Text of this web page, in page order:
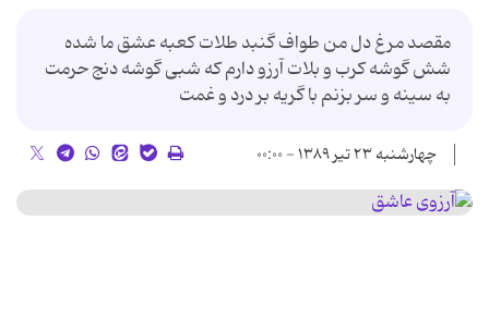
مقصد مرغ دل من طواف گنبد طلات کعبه عشق ما شده
شش گوشه کرب و بلات آرزو دارم که شبی گوشه دنج حرمت
به سینه و سر بزنم با گریه بر درد و غمت
چهارشنبه ۲۳ تیر ۱۳۸۹ - ۰۰:۰۰